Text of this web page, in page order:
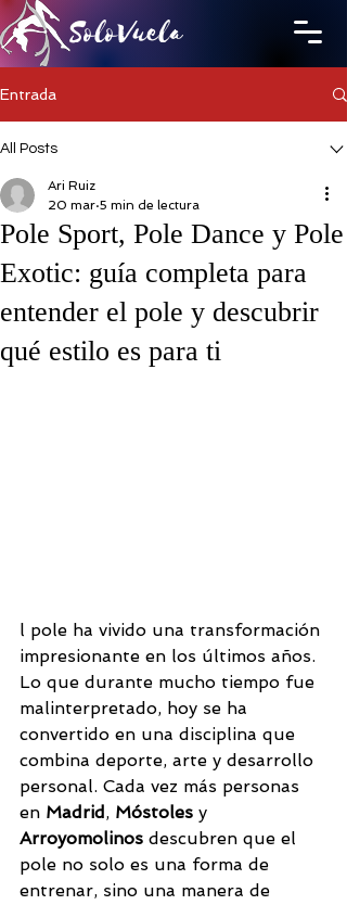
SoloVuela
Entrada
All Posts
Pole Sport, Pole Dance y Pole
Exotic: guía completa para
entender el pole y descubrir
qué estilo es para ti
Ari Ruiz
20 mar 5 min de lectura
l pole ha vivido una transformación
impresionante en los últimos años.
Lo que durante mucho tiempo fue
malinterpretado, hoy se ha
convertido en una disciplina que
combina deporte, arte y desarrollo
personal. Cada vez más personas
en Madrid , Móstoles y
Arroyomolinos descubren que el
pole no solo es una forma de
entrenar, sino una manera de